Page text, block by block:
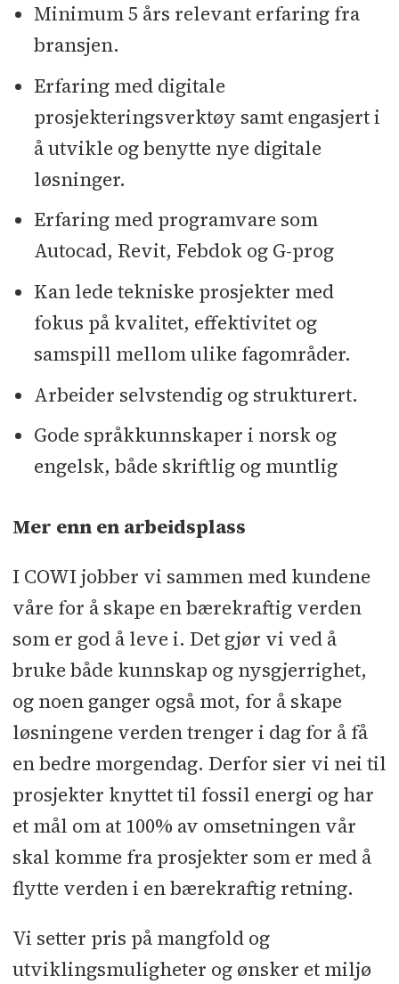
Minimum 5 års relevant erfaring fra
bransjen.
Erfaring med digitale
prosjekteringsverktøy samt engasjert i
å utvikle og benytte nye digitale
løsninger.
Erfaring med programvare som
Autocad, Revit, Febdok og G-prog
Kan lede tekniske prosjekter med
fokus på kvalitet, effektivitet og
samspill mellom ulike fagområder.
Arbeider selvstendig og strukturert.
Gode språkkunnskaper i norsk og
engelsk, både skriftlig og muntlig
Mer enn en arbeidsplass
I COWI jobber vi sammen med kundene
våre for å skape en bærekraftig verden
som er god å leve i. Det gjør vi ved å
bruke både kunnskap og nysgjerrighet,
og noen ganger også mot, for å skape
løsningene verden trenger i dag for å få
en bedre morgendag. Derfor sier vi nei til
prosjekter knyttet til fossil energi og har
et mål om at 100% av omsetningen vår
skal komme fra prosjekter som er med å
flytte verden i en bærekraftig retning.
Vi setter pris på mangfold og
utviklingsmuligheter og ønsker et miljø